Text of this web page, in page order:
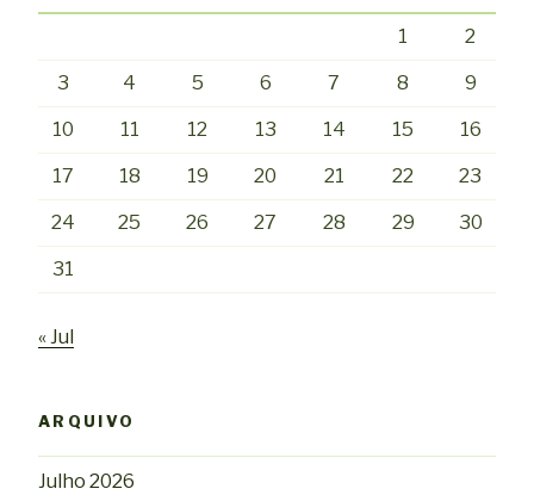
1 2
3 4 5 6 7 8 9
10 11 12 13 14 15 16
17 18 19 20 21 22 23
24 25 26 27 28 29 30
31
« Jul
ARQUIVO
Julho 2026